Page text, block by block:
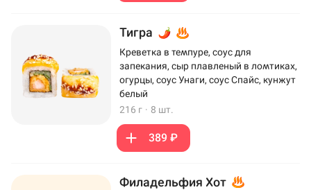
Тигра
Креветка в темпуре, соус для
запекания, сыр плавленый в ломтиках,
огурцы, соус Унаги, соус Спайс, кунжут
белый
216 г · 8 шт.
389 ₽
Филадельфия Хот